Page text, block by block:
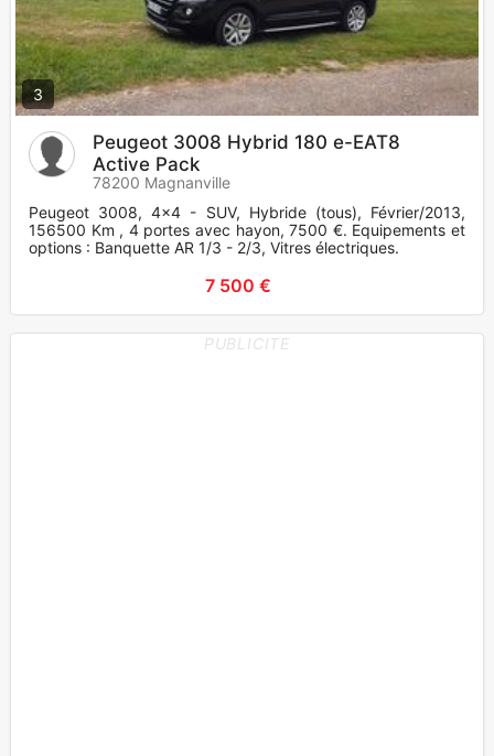
3
Peugeot 3008 Hybrid 180 e-EAT8
Active Pack
78200 Magnanville
Peugeot 3008, 4x4 - SUV, Hybride (tous), Février/2013,
156500 Km , 4 portes avec hayon, 7500 €. Equipements et
options : Banquette AR 1/3 - 2/3, Vitres électriques.
7 500 €
PUBLICITE